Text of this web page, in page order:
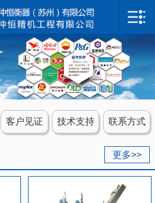
仲恒衡器
网站首页
关于我们
客户见证
客户见证 技术支持 联系方式
更多>>